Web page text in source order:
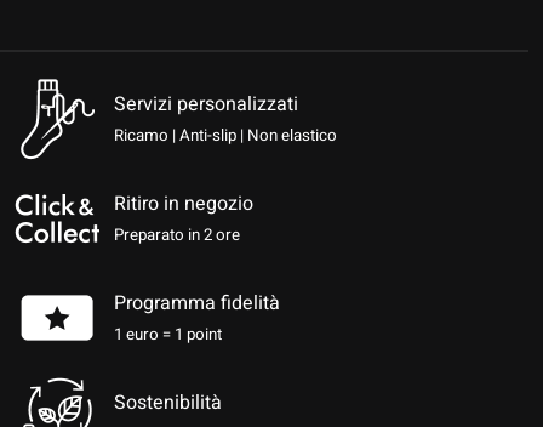
Servizi personalizzati
Ricamo | Anti-slip | Non elastico
Ritiro in negozio
Preparato in 2 ore
Programma fidelità
1 euro = 1 point
Sostenibilità